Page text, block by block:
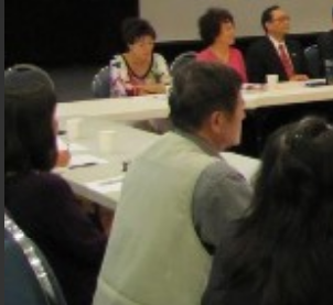
總統接受「法新社」（AFP）專訪內容
外交部長林佳龍於《外交事務》撰文
總統主持「台美經濟繁榮夥伴對話」
外交部長林佳龍接受印尼「時代雜誌」
外交部長林佳龍午宴歡迎美國聯邦參議
外交部長林佳龍接見美國智庫「德國馬